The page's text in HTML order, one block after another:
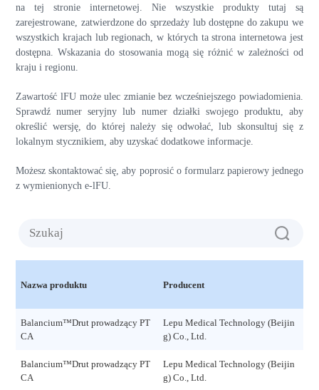
na tej stronie internetowej. Nie wszystkie produkty tutaj są
zarejestrowane, zatwierdzone do sprzedaży lub dostępne do zakupu we
wszystkich krajach lub regionach, w których ta strona internetowa jest
dostępna. Wskazania do stosowania mogą się różnić w zależności od
kraju i regionu.
Zawartość lFU może ulec zmianie bez wcześniejszego powiadomienia.
Sprawdź numer seryjny lub numer działki swojego produktu, aby
określić wersję, do której należy się odwołać, lub skonsultuj się z
lokalnym stycznikiem, aby uzyskać dodatkowe informacje.
Możesz skontaktować się, aby poprosić o formularz papierowy jednego
z wymienionych e-lFU.
Nazwa produktu Producent
Balancium™Drut prowadzący PT
CA
Lepu Medical Technology (Beijin
g) Co., Ltd.
Balancium™Drut prowadzący PT
CA
Lepu Medical Technology (Beijin
g) Co., Ltd.